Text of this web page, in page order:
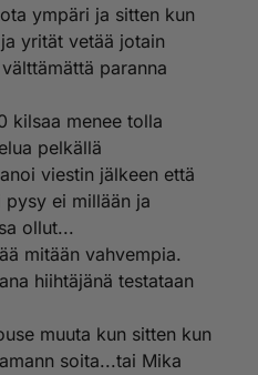
ympäri ja sitten kun
yrität vetää jotain
paranna
kilsaa menee tolla
pelkällä
viestin jälkeen että
pysy ei millään ja
ollut...
mitään vahvempia.
hiihtäjänä testataan
muuta kun sitten kun
soita...tai Mika